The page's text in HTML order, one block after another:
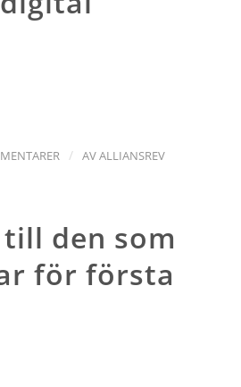
/ AVALLIANSREV
den som
för första